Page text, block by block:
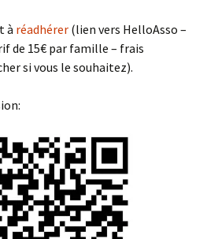
à réadhérer (lien vers HelloAsso –
de 15€ par famille – frais
si vous le souhaitez).